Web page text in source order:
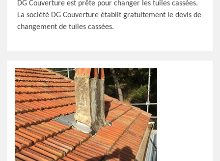
DG Couverture est prête pour changer les tuiles cassées.
La société DG Couverture établit gratuitement le devis de
changement de tuiles cassées.